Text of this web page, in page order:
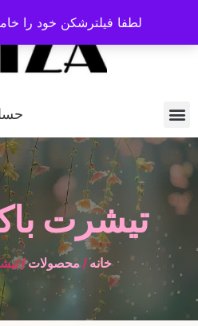
تیشرت
خانه/محصولات/
لطفا فیلترشکن خود را